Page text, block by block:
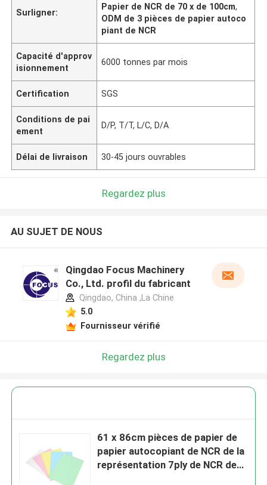
Laisser un message
Surligner:
Papier de NCR de 70 x de 100cm,
ODM de 3 pièces de papier autoco
piant de NCR
Capacité d'approv
isionnement
6000 tonnes par mois
Certification SGS
Conditions de pai
ement
D/P, T/T, L/C, D/A
Délai de livraison 30-45 jours ouvrables
Regardez plus
AU SUJET DE NOUS
Qingdao Focus Machinery
Co., Ltd. profil du fabricant
Qingdao, China ,La Chine
5.0
Fournisseur vérifié
Regardez plus
61 x 86cm pièces de papier de
papier autocopiant de NCR de la
représentation 7ply de NCR de